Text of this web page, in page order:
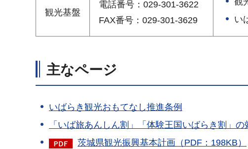
観光基盤
電話番号：029-301-3622
FAX番号：029-301-3629
い
主なページ
いばらき観光おもてなし推進条例
「いば旅あんしん割」「体験王国いばらき割」
茨城県観光振興基本計画（PDF：198KB）